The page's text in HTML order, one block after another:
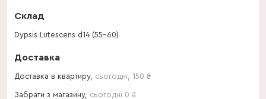
Склад
Dypsis Lutescens d14 (55-60)
Доставка
Доставка в квартиру, сьогодні 150 ₴
Забрати з магазину, сьогодні 0 ₴